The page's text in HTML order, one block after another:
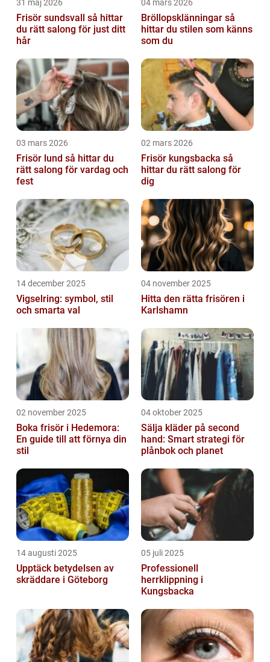
31 maj 2026
Frisör sundsvall så hittar
du rätt salong för just ditt
hår
04 mars 2026
Bröllopsklänningar så
hittar du stilen som känns
som du
03 mars 2026
Frisör lund så hittar du
rätt salong för vardag och
fest
02 mars 2026
Frisör kungsbacka så
hittar du rätt salong för
dig
14 december 2025
Vigselring: symbol, stil
och smarta val
04 november 2025
Hitta den rätta frisören i
Karlshamn
02 november 2025
Boka frisör i Hedemora:
En guide till att förnya din
stil
04 oktober 2025
Sälja kläder på second
hand: Smart strategi för
plånbok och planet
14 augusti 2025
Upptäck betydelsen av
skräddare i Göteborg
05 juli 2025
Professionell
herrklippning i
Kungsbacka